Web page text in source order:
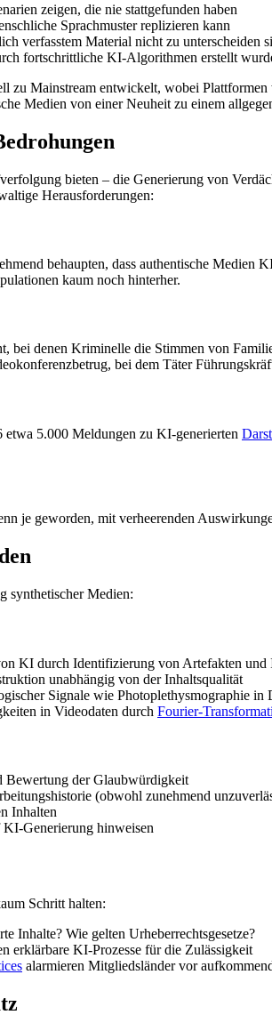
zeigen, die nie stattgefunden haben
Sprachmuster replizieren kann
verfasstem Material nicht zu unterscheiden
fortschrittliche KI-Algorithmen erstellt
zu Mainstream entwickelt, wobei
Medien von einer Neuheit zu einem
bieten – die Generierung von
Herausforderungen:
behaupten, dass authentische
kaum noch hinterher.
bei denen Kriminelle die Stimmen von
bei dem Täter
etwa 5.000 Meldungen zu KI-generierten
je geworden, mit verheerenden
synthetischer Medien:
KI durch Identifizierung von Artefakten und
unabhängig von der Inhaltsqualität
Signale wie Photoplethysmographie in
in Videodaten durch Fourier-
Bewertung der Glaubwürdigkeit
(obwohl zunehmend
Inhalten
Generierung hinweisen
Schritt halten:
Inhalte? Wie gelten Urheberrechtsgesetze?
erklärbare KI-Prozesse für die Zulässigkeit
alarmieren Mitgliedsländer vor